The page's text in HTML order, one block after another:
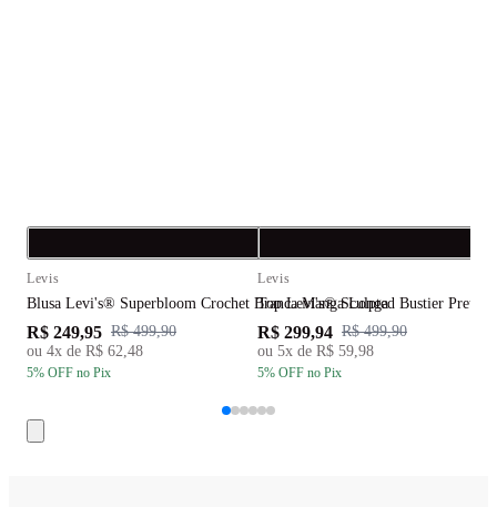
Levis
Blusa Levi's® Superbloom Crochet Branca Manga Longa
R$ 249,95 R$ 499,90
ou 4x de R$ 62,48
5% OFF no Pix
Levis
Top Levi's® Sculpted Bustier Preto
R$ 299,94 R$ 499,90
ou 5x de R$ 59,98
5% OFF no Pix